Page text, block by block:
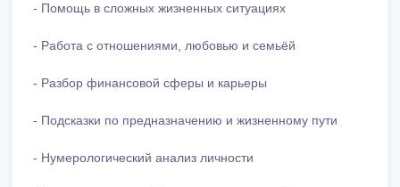
- Помощь в сложных жизненных ситуациях
- Работа с отношениями, любовью и семьёй
- Разбор финансовой сферы и карьеры
- Подсказки по предназначению и жизненному пути
- Нумерологический анализ личности